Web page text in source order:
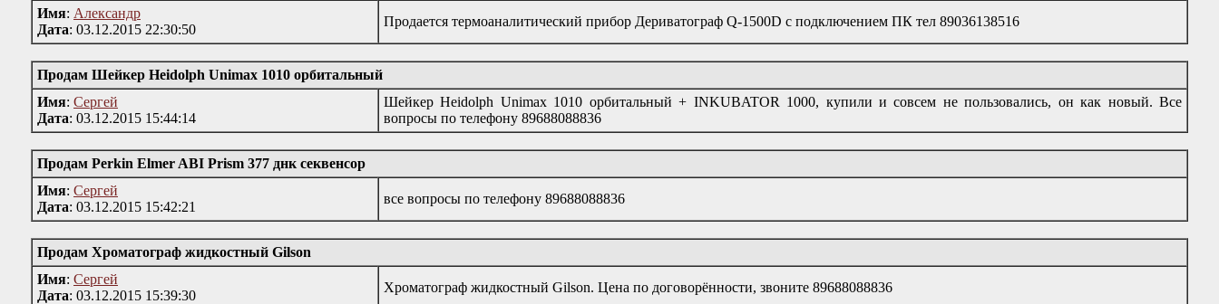
Имя: Александр
Дата: 03.12.2015 22:30:50
Продается термоаналитический прибор Дериватограф Q-1500D с подключением ПК тел 89036138516
Продам Шейкер Heidolph Unimax 1010 орбитальный
Имя: Сергей
Дата: 03.12.2015 15:44:14
Шейкер Heidolph Unimax 1010 орбитальный + INKUBATOR 1000, купили и совсем не пользовались, он как новый. Все
вопросы по телефону 89688088836
Продам Perkin Elmer ABI Prism 377 днк секвенсор
Имя: Сергей
Дата: 03.12.2015 15:42:21
все вопросы по телефону 89688088836
Продам Хроматограф жидкостный Gilson
Имя: Сергей
Дата: 03.12.2015 15:39:30
Хроматограф жидкостный Gilson. Цена по договорённости, звоните 89688088836